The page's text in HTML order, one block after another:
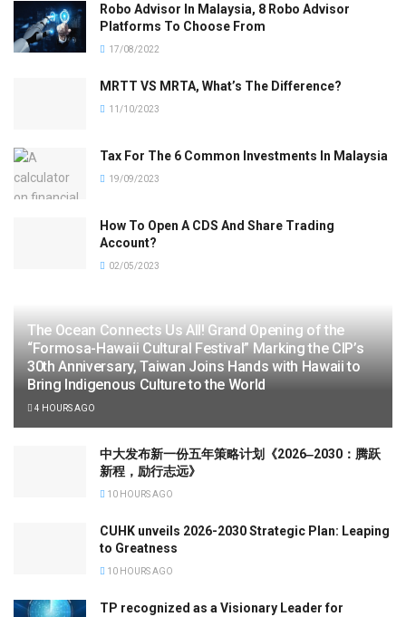
Robo Advisor In Malaysia, 8 Robo Advisor
Platforms To Choose From
17/08/2022
MRTT VS MRTA, What’s The Difference?
11/10/2023
Tax For The 6 Common Investments In Malaysia
19/09/2023
How To Open A CDS And Share Trading
Account?
02/05/2023
The Ocean Connects Us All! Grand Opening of the
“Formosa-Hawaii Cultural Festival” Marking the CIP’s
30th Anniversary, Taiwan Joins Hands with Hawaii to
Bring Indigenous Culture to the World
4 HOURS AGO
中大发布新一份五年策略计划《2026‒2030：腾跃
新程，励行志远》
10 HOURS AGO
CUHK unveils 2026-2030 Strategic Plan: Leaping
to Greatness
10 HOURS AGO
TP recognized as a Visionary Leader for